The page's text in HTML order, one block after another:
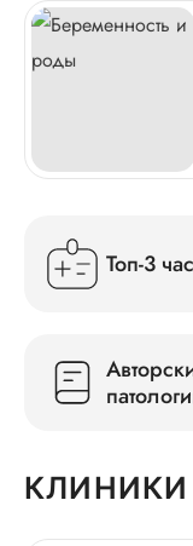
Топ-3
КЛИНИКИ